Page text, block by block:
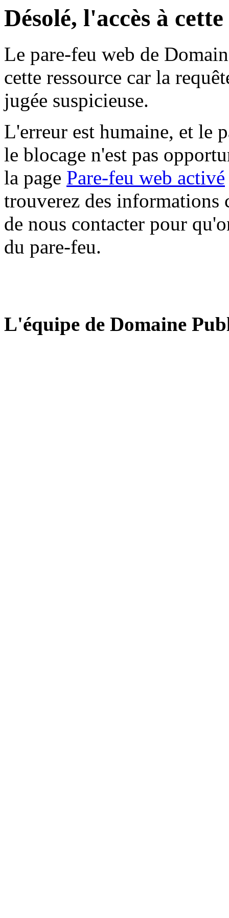
Désolé, l'accès à
Le pare-feu web de
cette ressource car la
jugée suspicieuse.
L'erreur est humaine, et le
le blocage n'est pas
la page Pare-feu web activé
trouverez des informations
de nous contacter pour
du pare-feu.
L'équipe de Domaine